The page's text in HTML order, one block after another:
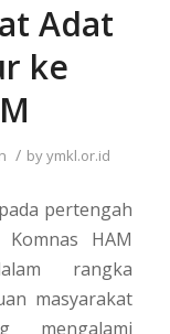
Adat
ke
/ byymkl.or.id
pertengah
HAM
rangka
masyarakat
mengalami